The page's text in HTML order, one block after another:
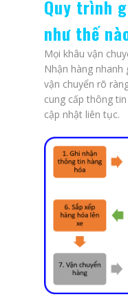
Quy trình
như thế
Mọi khâu vận
Nhận hàng
vận chuyển rõ
cung cấp thông
cập nhật liên tục.